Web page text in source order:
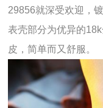
29856就深受欢迎，
表壳部分为优异的
皮，简单而又舒服。